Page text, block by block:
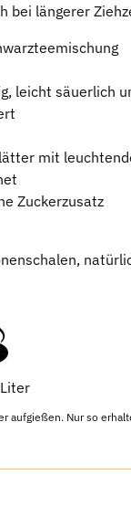
bei längerer
leicht säuerlich
mit
Zuckerzusatz
aufgießen. Nur so